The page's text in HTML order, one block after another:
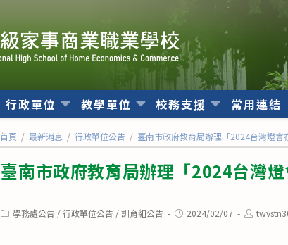
行政單位 教學單位 校務支援 常用連結
首頁 / 最新消息 / 行政單位公告 / 臺南市政府教育局辦理「2024台灣燈會
臺南市政府教育局辦理「2024台灣燈
Post學務處公告 / 行政單位公告 / 訓育組公告
Post2024/02/07
Post